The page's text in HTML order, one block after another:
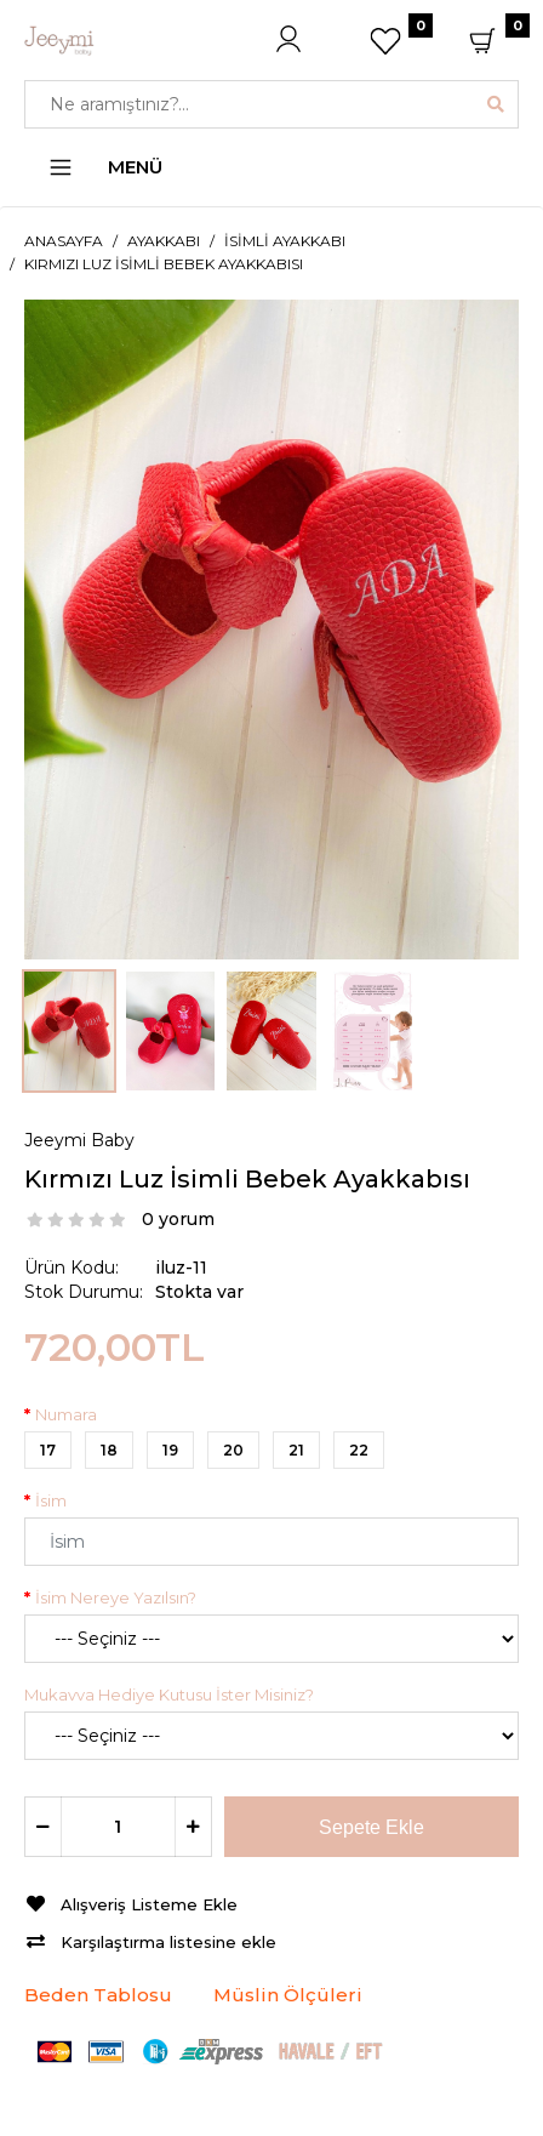
0 0
MENÜ
ANASAYFA AYAKKABI
İSIMLI AYAKKABI
KIRMIZI LUZ İSIMLI BEBEK AYAKKABISI
Jeeymi Baby
Kırmızı Luz İsimli Bebek Ayakkabısı
0 yorum
Ürün Kodu:
Stok Durumu:
iluz-11
Stokta var
720,00TL
Numara
17 18 19 20 21 22
İsim
İsim Nereye Yazılsın?
Mukavva Hediye Kutusu İster Misiniz?
Alışveriş Listeme Ekle
Karşılaştırma listesine ekle
Beden Tablosu Müslin Ölçüleri